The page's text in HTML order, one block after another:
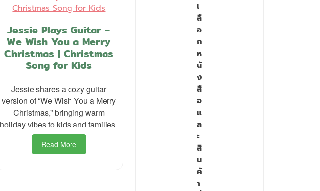
Jessie Plays Guitar –
We Wish You a Merry
Christmas | Christmas
Song for Kids
Jessie shares a cozy guitar
version of “We Wish You a Merry
Christmas,” bringing warm
holiday vibes to kids and families.
Read More
เ
ลื
อ
ก
ห
นั
ง
สื
อ
แ
ล
ะ
สิ
น
ค้
า